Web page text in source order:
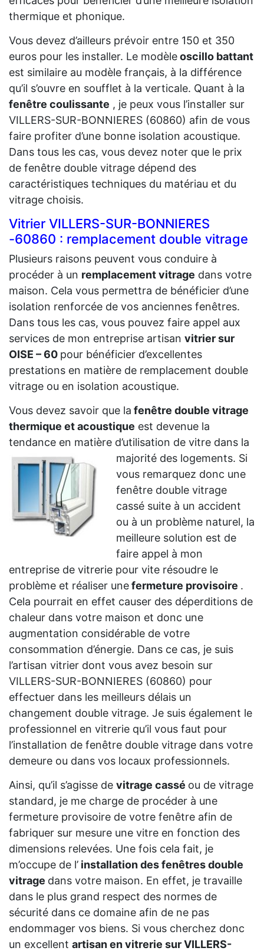
thermique et phonique.
Vous devez d’ailleurs prévoir entre 150 et 350
euros pour les installer. Le modèleoscillo battant
est similaire au modèle français, à la différence
qu’il s’ouvre en soufflet à la verticale. Quant à la
fenêtre coulissante , je peux vous l’installer sur
VILLERS-SUR-BONNIERES (60860) afin de vous
faire profiter d’une bonne isolation acoustique.
Dans tous les cas, vous devez noter que le prix
de fenêtre double vitrage dépend des
caractéristiques techniques du matériau et du
vitrage choisis.
Vitrier VILLERS-SUR-BONNIERES
-60860 : remplacement double vitrage
Plusieurs raisons peuvent vous conduire à
procéder à un remplacement vitrage dans votre
maison. Cela vous permettra de bénéficier d’une
isolation renforcée de vos anciennes fenêtres.
Dans tous les cas, vous pouvez faire appel aux
services de mon entreprise artisan vitrier sur
OISE – 60 pour bénéficier d’excellentes
prestations en matière de remplacement double
vitrage ou en isolation acoustique.
Vous devez savoir que la fenêtre double vitrage
thermique et acoustique est devenue la
tendance en matière d’utilisation de vitre dans la
majorité des logements. Si
vous remarquez donc une
fenêtre double vitrage
cassé suite à un accident
ou à un problème naturel, la
meilleure solution est de
faire appel à mon
entreprise de vitrerie pour vite résoudre le
problème et réaliser unefermeture provisoire .
Cela pourrait en effet causer des déperditions de
chaleur dans votre maison et donc une
augmentation considérable de votre
consommation d’énergie. Dans ce cas, je suis
l’artisan vitrier dont vous avez besoin sur
VILLERS-SUR-BONNIERES (60860) pour
effectuer dans les meilleurs délais un
changement double vitrage. Je suis également le
professionnel en vitrerie qu’il vous faut pour
l’installation de fenêtre double vitrage dans votre
demeure ou dans vos locaux professionnels.
Ainsi, qu’il s’agisse de vitrage cassé ou de vitrage
standard, je me charge de procéder à une
fermeture provisoire de votre fenêtre afin de
fabriquer sur mesure une vitre en fonction des
dimensions relevées. Une fois cela fait, je
m’occupe de l’ installation des fenêtres double
vitrage dans votre maison. En effet, je travaille
dans le plus grand respect des normes de
sécurité dans ce domaine afin de ne pas
endommager vos biens. Si vous cherchez donc
un excellent artisan en vitrerie sur VILLERS-